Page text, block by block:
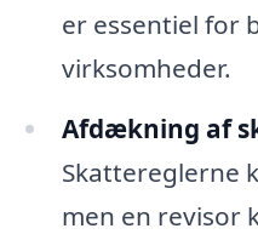
er essentiel for
virksomheder.
Afdækning af
Skattereglerne
men en revisor